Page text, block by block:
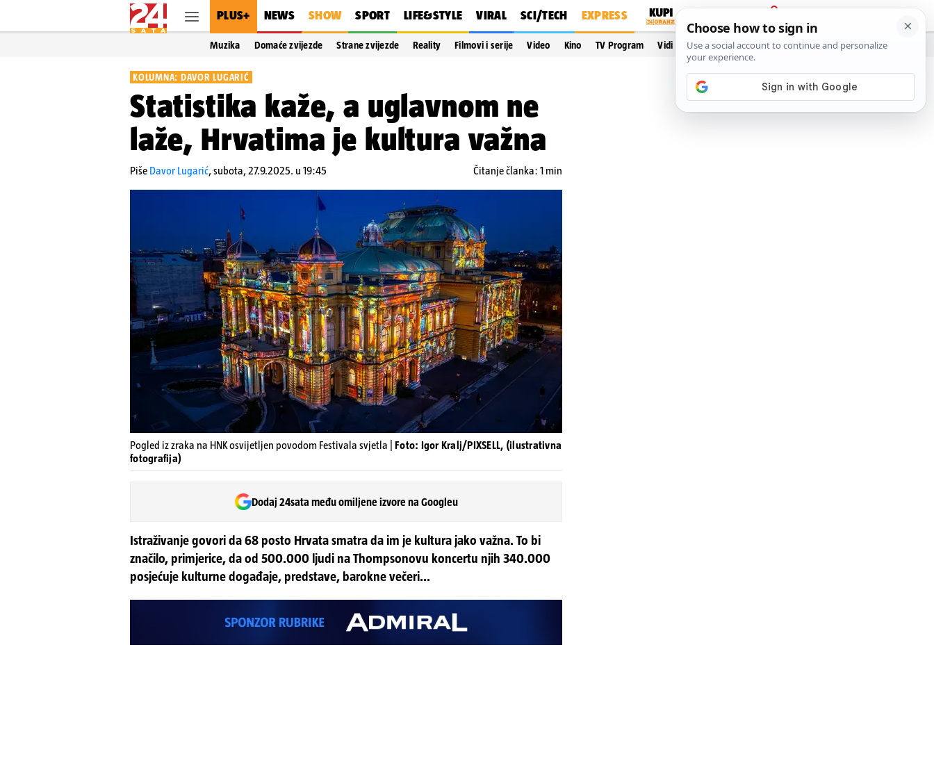
PLUS+ NEWS SHOW SPORT LIFE&STYLE VIRAL SCI/TECH EXPRESS
PRIJAVA
Muzika Domaće zvijezde Strane zvijezde Reality Filmovi i serije Video Kino TV Program Vidi još…
KOLUMNA: DAVOR LUGARIĆ
Statistika kaže, a uglavnom ne
laže, Hrvatima je kultura važna
Piše Davor Lugarić,subota, 27.9.2025. u 19:45 Čitanje članka: 1 min
Pogled iz zraka na HNK osvijetljen povodom Festivala svjetla | Foto: Igor Kralj/PIXSELL, (ilustrativna
fotografija)
Dodaj 24sata među omiljene izvore na Googleu
Istraživanje govori da 68 posto Hrvata smatra da im je kultura jako važna. To bi
značilo, primjerice, da od 500.000 ljudi na Thompsonovu koncertu njih 340.000
posjećuje kulturne događaje, predstave, barokne večeri...